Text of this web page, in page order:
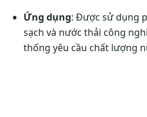
Ứng dụng: Được sử dụng
sạch và nước thải công
thống yêu cầu chất lượng